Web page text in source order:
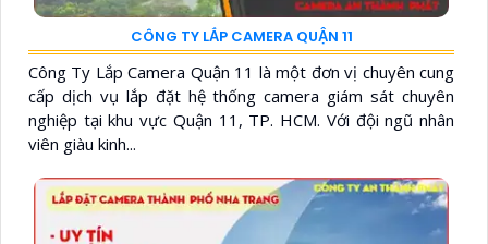
CÔNG TY LẮP CAMERA QUẬN 11
Công Ty Lắp Camera Quận 11 là một đơn vị chuyên cung
cấp dịch vụ lắp đặt hệ thống camera giám sát chuyên
nghiệp tại khu vực Quận 11, TP. HCM. Với đội ngũ nhân
viên giàu kinh...